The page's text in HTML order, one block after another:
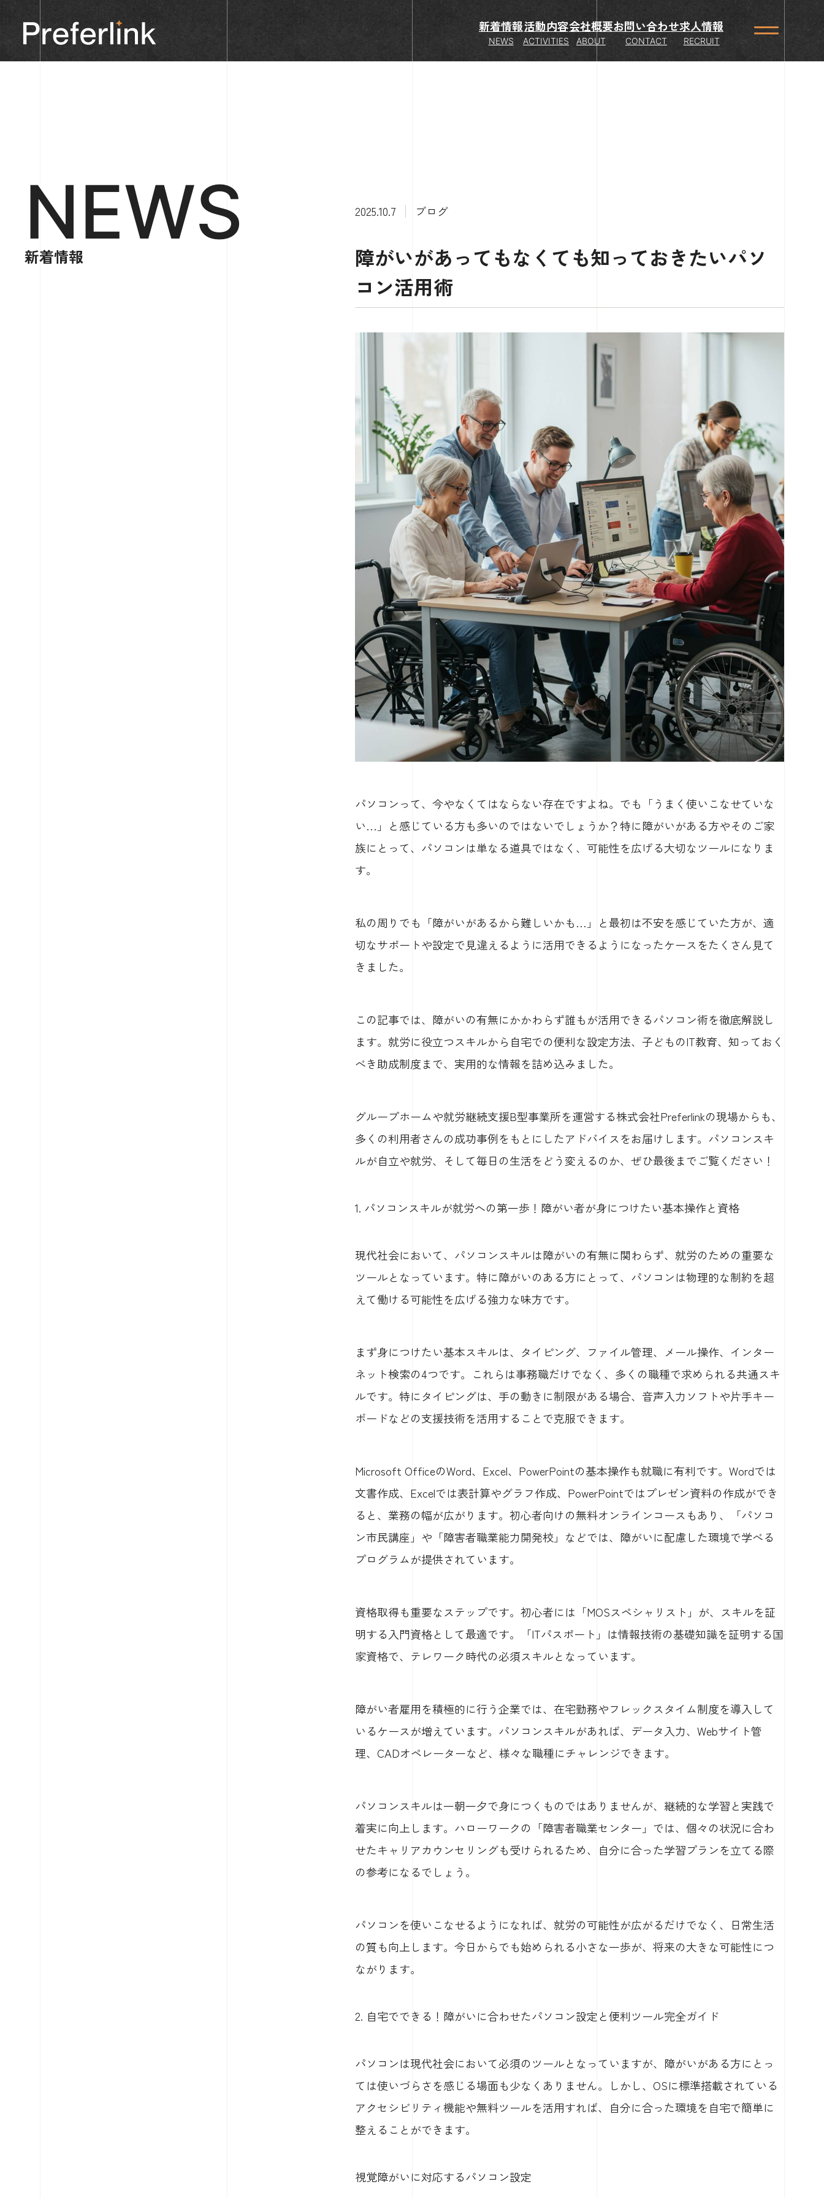
新着情報
NEWS
活動内容
ACTIVITIES
会社概要
ABOUT
お問い合わせ
CONTACT
求人情報
RECRUIT
NEWS
新着情報
2025.10.7 ブログ
障がいがあってもなくても知っておきたいパソ
コン活用術
パソコンって、今やなくてはならない存在ですよね。でも「うまく使いこなせていな
い…」と感じている方も多いのではないでしょうか？特に障がいがある方やそのご家
族にとって、パソコンは単なる道具ではなく、可能性を広げる大切なツールになりま
す。
私の周りでも「障がいがあるから難しいかも…」と最初は不安を感じていた方が、適
切なサポートや設定で見違えるように活用できるようになったケースをたくさん見て
きました。
この記事では、障がいの有無にかかわらず誰もが活用できるパソコン術を徹底解説し
ます。就労に役立つスキルから自宅での便利な設定方法、子どものIT教育、知っておく
べき助成制度まで、実用的な情報を詰め込みました。
グループホームや就労継続支援B型事業所を運営する株式会社Preferlinkの現場からも、
多くの利用者さんの成功事例をもとにしたアドバイスをお届けします。パソコンスキ
ルが自立や就労、そして毎日の生活をどう変えるのか、ぜひ最後までご覧ください！
1. パソコンスキルが就労への第一歩！障がい者が身につけたい基本操作と資格
現代社会において、パソコンスキルは障がいの有無に関わらず、就労のための重要な
ツールとなっています。特に障がいのある方にとって、パソコンは物理的な制約を超
えて働ける可能性を広げる強力な味方です。
まず身につけたい基本スキルは、タイピング、ファイル管理、メール操作、インター
ネット検索の4つです。これらは事務職だけでなく、多くの職種で求められる共通スキ
ルです。特にタイピングは、手の動きに制限がある場合、音声入力ソフトや片手キー
ボードなどの支援技術を活用することで克服できます。
Microsoft OfficeのWord、Excel、PowerPointの基本操作も就職に有利です。Wordでは
文書作成、Excelでは表計算やグラフ作成、PowerPointではプレゼン資料の作成ができ
ると、業務の幅が広がります。初心者向けの無料オンラインコースもあり、「パソコ
ン市民講座」や「障害者職業能力開発校」などでは、障がいに配慮した環境で学べる
プログラムが提供されています。
資格取得も重要なステップです。初心者には「MOSスペシャリスト」が、スキルを証
明する入門資格として最適です。「ITパスポート」は情報技術の基礎知識を証明する国
家資格で、テレワーク時代の必須スキルとなっています。
障がい者雇用を積極的に行う企業では、在宅勤務やフレックスタイム制度を導入して
いるケースが増えています。パソコンスキルがあれば、データ入力、Webサイト管
理、CADオペレーターなど、様々な職種にチャレンジできます。
パソコンスキルは一朝一夕で身につくものではありませんが、継続的な学習と実践で
着実に向上します。ハローワークの「障害者職業センター」では、個々の状況に合わ
せたキャリアカウンセリングも受けられるため、自分に合った学習プランを立てる際
の参考になるでしょう。
パソコンを使いこなせるようになれば、就労の可能性が広がるだけでなく、日常生活
の質も向上します。今日からでも始められる小さな一歩が、将来の大きな可能性につ
ながります。
2. 自宅でできる！障がいに合わせたパソコン設定と便利ツール完全ガイド
パソコンは現代社会において必須のツールとなっていますが、障がいがある方にとっ
ては使いづらさを感じる場面も少なくありません。しかし、OSに標準搭載されている
アクセシビリティ機能や無料ツールを活用すれば、自分に合った環境を自宅で簡単に
整えることができます。
視覚障がいに対応するパソコン設定